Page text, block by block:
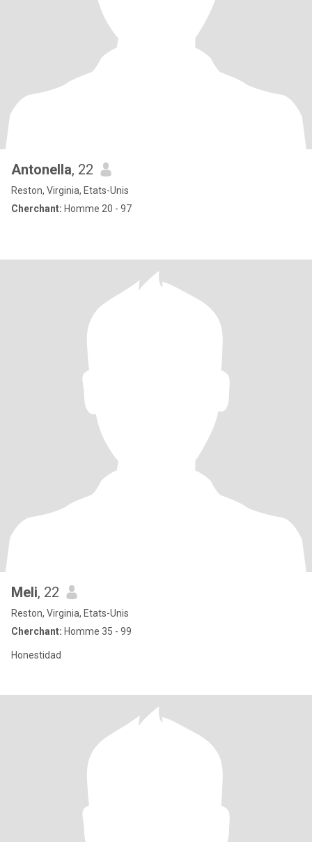
Antonella, 22
Reston, Virginia, Etats-Unis
Cherchant: Homme 20 - 97
Meli, 22
Reston, Virginia, Etats-Unis
Cherchant: Homme 35 - 99
Honestidad